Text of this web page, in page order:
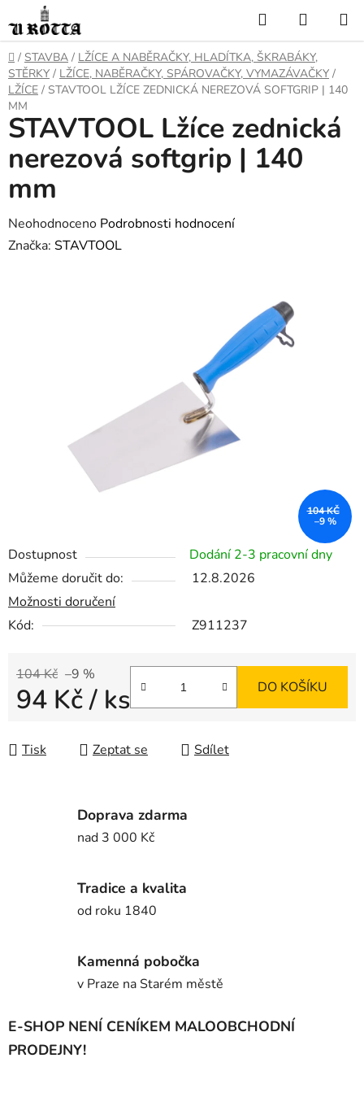
na
obsah
Hledat
KOŠÍK
DOMŮ
/ STAVBA / LŽÍCE A NABĚRAČKY, HLADÍTKA, ŠKRABÁKY,
STĚRKY / LŽÍCE, NABĚRAČKY, SPÁROVAČKY, VYMAZÁVAČKY /
LŽÍCE / STAVTOOL LŽÍCE ZEDNICKÁ NEREZOVÁ SOFTGRIP | 140
MM
Dostupnost
Dodání 2-3 pracovní dny
Můžeme doručit do:
12.8.2026
Možnosti doručení
Kód:
Z911237
104 Kč –9 %
94 Kč/ ks DO KOŠÍKU
Tisk Zeptat se Sdílet
STAVTOOL Lžíce zednická
nerezová softgrip | 140
mm
Průměrné
hodnocení
Neohodnoceno Podrobnosti hodnocení
Značka: STAVTOOL
104 KČ
–9 %
Doprava zdarma
nad 3 000 Kč
Tradice a kvalita
od roku 1840
Kamenná pobočka
v Praze na Starém městě
E-SHOP NENÍ CENÍKEM MALOOBCHODNÍ
PRODEJNY!